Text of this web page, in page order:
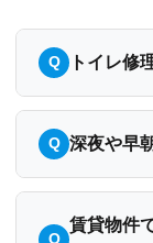
トイレ修
深夜や早
賃貸物件